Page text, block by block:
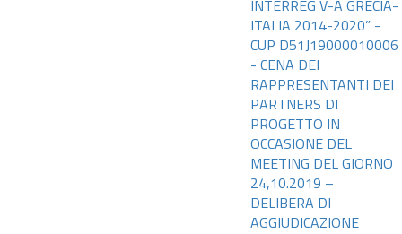
INTERREG V-A GRECIA-
ITALIA 2014-2020” -
CUP D51J19000010006
- CENA DEI
RAPPRESENTANTI DEI
PARTNERS DI
PROGETTO IN
OCCASIONE DEL
MEETING DEL GIORNO
24,10.2019 –
DELIBERA DI
AGGIUDICAZIONE